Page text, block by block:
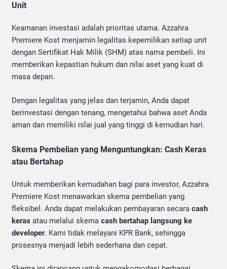
Unit
Keamanan investasi adalah prioritas utama. Azzahra
Premiere Kost menjamin legalitas kepemilikan setiap unit
dengan Sertifikat Hak Milik (SHM) atas nama pembeli. Ini
memberikan kepastian hukum dan nilai aset yang kuat di
masa depan.
Dengan legalitas yang jelas dan terjamin, Anda dapat
berinvestasi dengan tenang, mengetahui bahwa aset Anda
aman dan memiliki nilai jual yang tinggi di kemudian hari.
Skema Pembelian yang Menguntungkan: Cash Keras
atau Bertahap
Untuk memberikan kemudahan bagi para investor, Azzahra
Premiere Kost menawarkan skema pembelian yang
fleksibel. Anda dapat melakukan pembayaran secara cash
keras atau melalui skema cash bertahap langsung ke
developer. Kami tidak melayani KPR Bank, sehingga
prosesnya menjadi lebih sederhana dan cepat.